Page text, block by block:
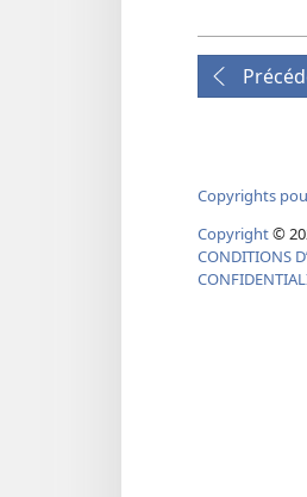
Copyrights
Copyright©
CONDITIONS